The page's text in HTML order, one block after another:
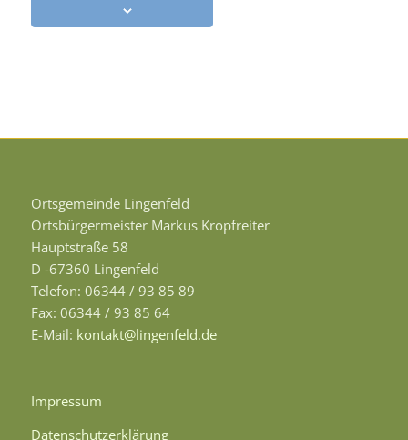
Ortsgemeinde Lingenfeld
Ortsbürgermeister Markus Kropfreiter
Hauptstraße 58
D -67360 Lingenfeld
Telefon: 06344 / 93 85 89
Fax: 06344 / 93 85 64
E-Mail: kontakt@lingenfeld.de
Impressum
Datenschutzerklärung